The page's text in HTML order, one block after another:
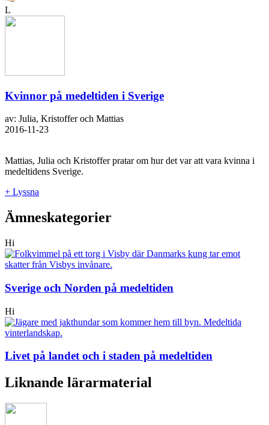
L
Kvinnor på medeltiden i Sverige
av: Julia, Kristoffer och Mattias
2016-11-23
Mattias, Julia och Kristoffer pratar om hur det var att vara kvinna i
medeltidens Sverige.
+ Lyssna
Ämneskategorier
Hi
Sverige och Norden på medeltiden
Hi
Livet på landet och i staden på medeltiden
Liknande lärarmaterial